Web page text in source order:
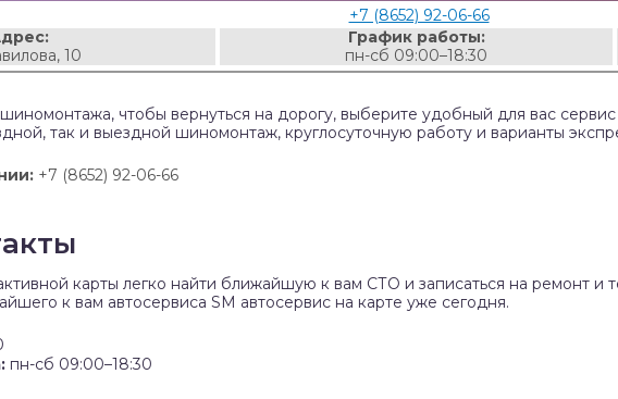
+7 (8652) 92-06-66
10
График работы:
пн-сб 09:00–18:30
чтобы вернуться на дорогу, выберите удобный для вас
так и выездной шиномонтаж, круглосуточную работу и варианты
+7 (8652) 92-06-66
карты легко найти ближайшую к вам СТО и записаться на ремонт и
к вам автосервиса SM автосервис на карте уже сегодня.
пн-сб 09:00–18:30